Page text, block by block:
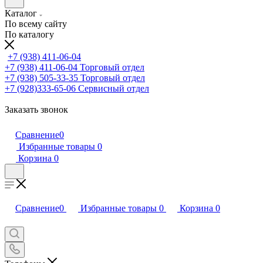
Каталог
По всему сайту
По каталогу
+7 (938) 411-06-04
+7 (938) 411-06-04 Торговый отдел
+7 (938) 505-33-35 Торговый отдел
+7 (928)333-65-06 Сервисный отдел
Заказать звонок
Сравнение0
Избранные товары 0
Корзина 0
Сравнение0 Избранные товары 0 Корзина 0